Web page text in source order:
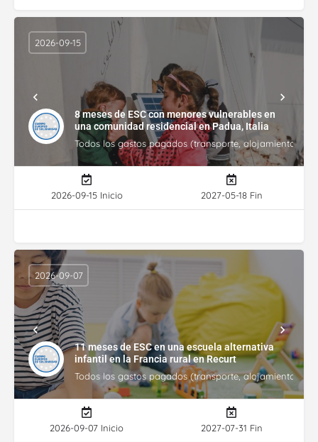
8 meses de ESC con menores vulnerables en
una comunidad residencial en Padua, Italia
Todos los gastos pagados (transporte, alojamiento,
2026-09-15
2026-09-15 Inicio 2027-05-18 Fin
11 meses de ESC en una escuela alternativa
infantil en la Francia rural en Recurt
Todos los gastos pagados (transporte, alojamiento,
2026-09-07
2026-09-07 Inicio 2027-07-31 Fin